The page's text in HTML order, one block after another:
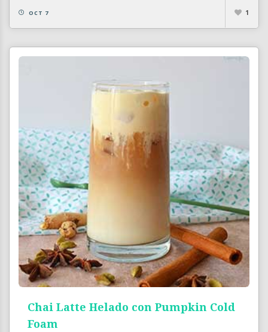
OCT 7 1
Chai Latte Helado con Pumpkin Cold
Foam